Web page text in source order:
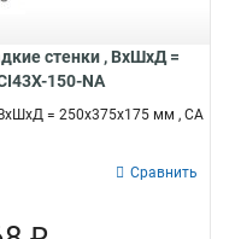
стенки , ВхШхД =
150-NA
= 250x375x175 мм , СА
Сравнить